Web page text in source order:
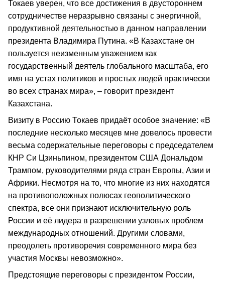
Токаев уверен, что все достижения в двустороннем
сотрудничестве неразрывно связаны с энергичной,
продуктивной деятельностью в данном направлении
президента Владимира Путина. «В Казахстане он
пользуется неизменным уважением как
государственный деятель глобального масштаба, его
имя на устах политиков и простых людей практически
во всех странах мира», – говорит президент
Казахстана.
Визиту в Россию Токаев придаёт особое значение: «В
последние несколько месяцев мне довелось провести
весьма содержательные переговоры с председателем
КНР Си Цзиньпином, президентом США Дональдом
Трампом, руководителями ряда стран Европы, Азии и
Африки. Несмотря на то, что многие из них находятся
на противоположных полюсах геополитического
спектра, все они признают исключительную роль
России и её лидера в разрешении узловых проблем
международных отношений. Другими словами,
преодолеть противоречия современного мира без
участия Москвы невозможно».
Предстоящие переговоры с президентом России,